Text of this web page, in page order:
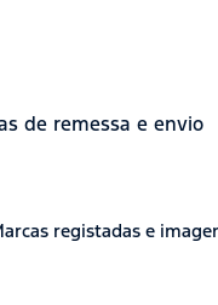
de remessa e envio
registadas e